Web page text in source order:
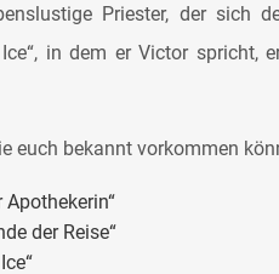
Priester, der sich
in dem er Victor spricht,
euch bekannt vorkommen
Apothekerin“
der Reise“